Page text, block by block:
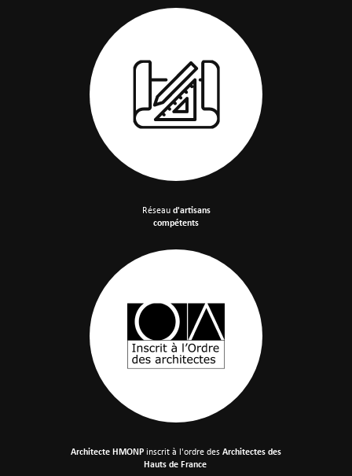
Réseaud'artisans
compétents
Architecte HMONPinscrit à l'ordre desArchitectes des
Hauts de France